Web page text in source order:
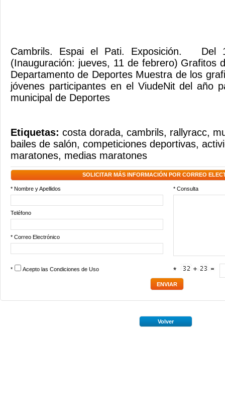
Cambrils. Espai el Pati. Exposición. Del
(Inauguración: jueves, 11 de febrero) Grafitos
Departamento de Deportes Muestra de los
jóvenes participantes en el ViudeNit del año
municipal de Deportes
Etiquetas: costa dorada, cambrils, rallyracc,
bailes de salón, competiciones deportivas,
maratones, medias maratones
SOLICITAR MÁS INFORMACIÓN POR CORREO
* Nombre y Apellidos * Consulta
Teléfono
* Correo Electrónico
* Acepto las Condiciones de Uso *
Volver